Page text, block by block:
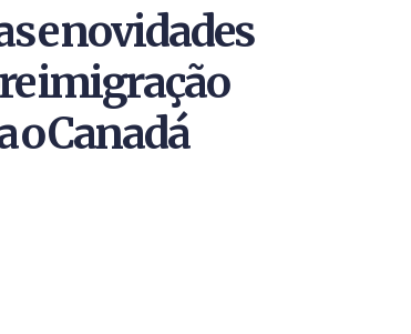
e novidades
imigração
o Canadá